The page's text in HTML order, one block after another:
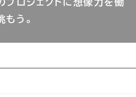
もう。